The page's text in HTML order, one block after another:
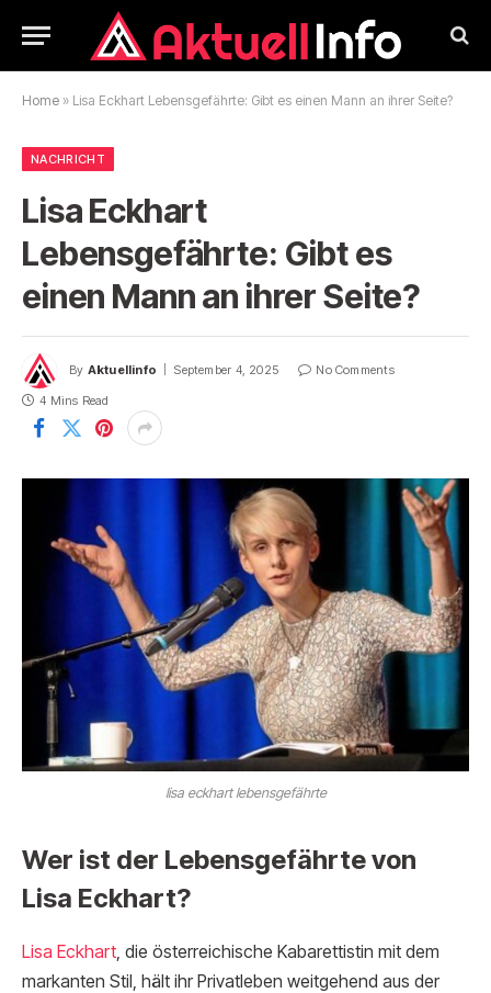
Home » Lisa Eckhart Lebensgefährte: Gibt es einen Mann an ihrer Seite?
NACHRICHT
Lisa Eckhart
Lebensgefährte: Gibt es
einen Mann an ihrer Seite?
By Aktuellinfo September 4, 2025
No Comments
4 Mins Read
lisa eckhart lebensgefährte
Wer ist der Lebensgefährte von
Lisa Eckhart?
Lisa Eckhart, die österreichische Kabarettistin mit dem
markanten Stil, hält ihr Privatleben weitgehend aus der